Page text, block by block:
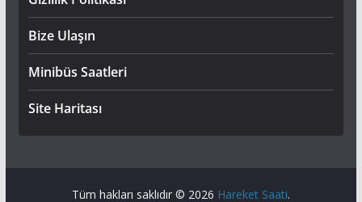
Bize Ulaşın
Minibüs Saatleri
Site Haritası
Tüm hakları saklıdır © 2026 Hareket Saati.